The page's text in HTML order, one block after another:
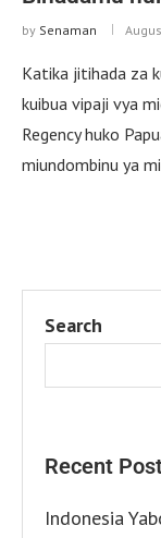
by Senaman
Katika jitihada za
kuibua vipaji vya
Regency huko
miundombinu ya
Search
Recent
Indonesia